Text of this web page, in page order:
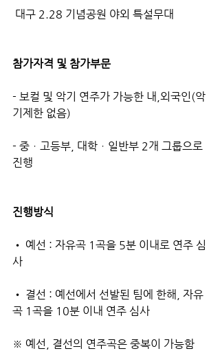
대구 2.28 기념공원 야외 특설무대
참가자격 및 참가부문
- 보컬 및 악기 연주가 가능한 내,외국인(악
기제한 없음)
- 중ㆍ고등부, 대학ㆍ일반부 2개 그룹으로
진행
진행방식
• 예선 : 자유곡 1곡을 5분 이내로 연주 심
사
• 결선 : 예선에서 선발된 팀에 한해, 자유
곡 1곡을 10분 이내 연주 심사
※ 예선, 결선의 연주곡은 중복이 가능함